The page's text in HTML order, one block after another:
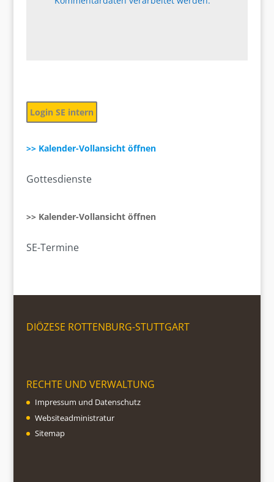
Login SE intern
>> Kalender-Vollansicht öffnen
Gottesdienste
>> Kalender-Vollansicht öffnen
SE-Termine
DIÖZESE ROTTENBURG-STUTTGART
RECHTE UND VERWALTUNG
Impressum und Datenschutz
Websiteadministratur
Sitemap